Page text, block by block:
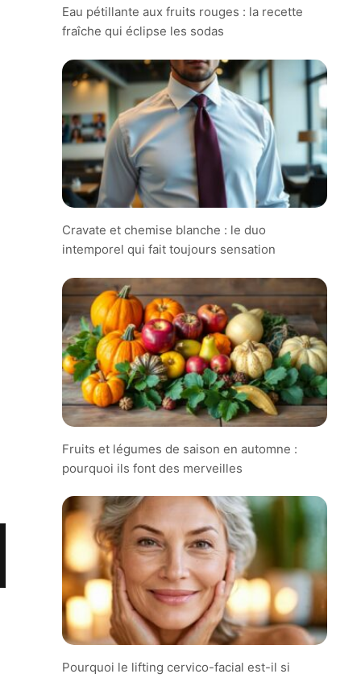
Eau pétillante aux fruits rouges : la recette
fraîche qui éclipse les sodas
Cravate et chemise blanche : le duo
intemporel qui fait toujours sensation
Fruits et légumes de saison en automne :
pourquoi ils font des merveilles
Pourquoi le lifting cervico-facial est-il si